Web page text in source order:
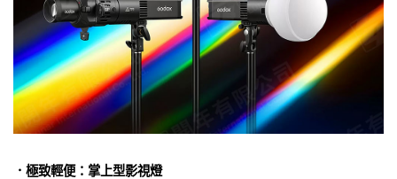
．極致輕便：掌上型影視燈